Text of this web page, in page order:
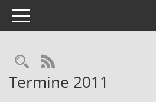
Toggle navigation
Rechercheauswahl
RSS-Feed
Termine 2011